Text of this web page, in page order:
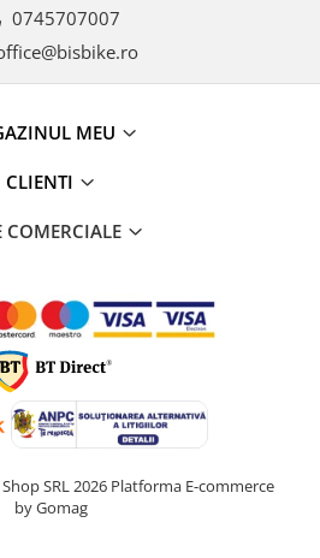
0745707007
MEU
CLIENTI
COMERCIALE
SRL 2026 Platforma E-commerce
by Gomag